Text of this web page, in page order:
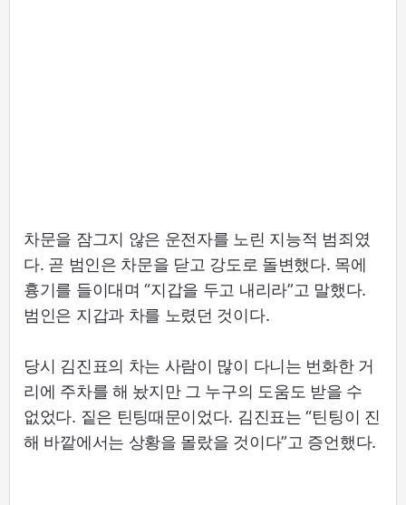
차문을 잠그지 않은 운전자를 노린 지능적 범죄였
다. 곧 범인은 차문을 닫고 강도로 돌변했다. 목에
흉기를 들이대며 “지갑을 두고 내리라”고 말했다.
범인은 지갑과 차를 노렸던 것이다.
당시 김진표의 차는 사람이 많이 다니는 번화한 거
리에 주차를 해 놨지만 그 누구의 도움도 받을 수
없었다. 짙은 틴팅때문이었다. 김진표는 “틴팅이 진
해 바깥에서는 상황을 몰랐을 것이다”고 증언했다.